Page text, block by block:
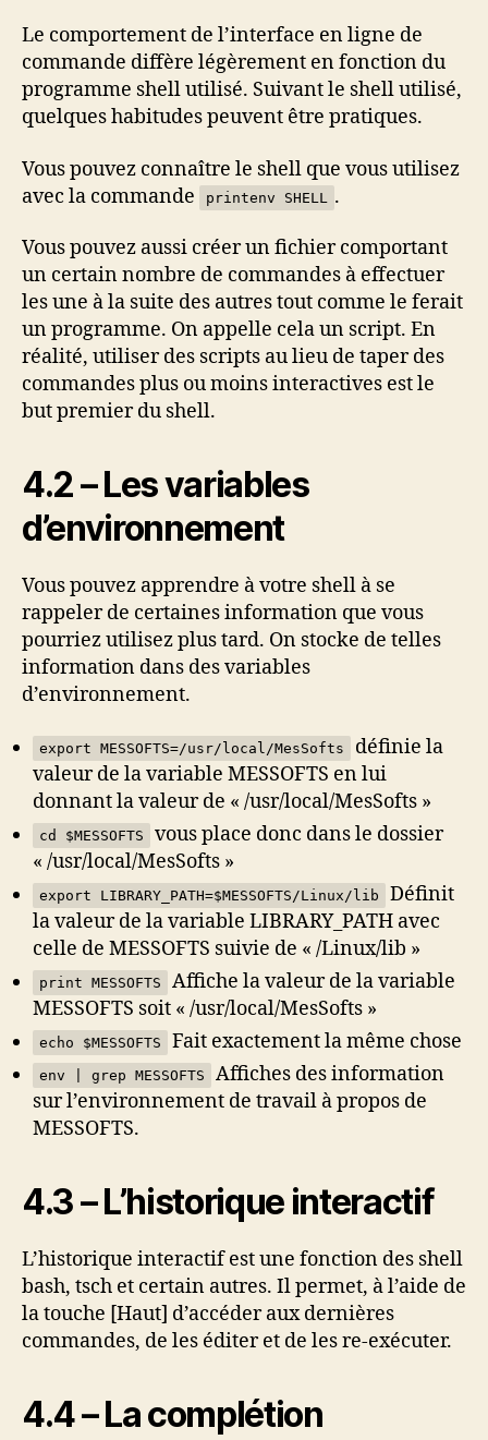
Le comportement de l’interface en ligne de
commande diffère légèrement en fonction du
programme shell utilisé. Suivant le shell utilisé,
quelques habitudes peuvent être pratiques.
Vous pouvez connaître le shell que vous utilisez
avec la commande
printenv SHELL .
Vous pouvez aussi créer un fichier comportant
un certain nombre de commandes à effectuer
les une à la suite des autres tout comme le ferait
un programme. On appelle cela un script. En
réalité, utiliser des scripts au lieu de taper des
commandes plus ou moins interactives est le
but premier du shell.
4.2 – Les variables
d’environnement
Vous pouvez apprendre à votre shell à se
rappeler de certaines information que vous
pourriez utilisez plus tard. On stocke de telles
information dans des variables
d’environnement.
export MESSOFTS=/usr/local/MesSofts
définie la
valeur de la variable MESSOFTS en lui
donnant la valeur de « /usr/local/MesSofts »
cd $MESSOFTS
vous place donc dans le dossier
« /usr/local/MesSofts »
export LIBRARY_PATH=$MESSOFTS/Linux/lib
Définit
la valeur de la variable LIBRARY_PATH avec
celle de MESSOFTS suivie de « /Linux/lib »
print MESSOFTS
Affiche la valeur de la variable
MESSOFTS soit « /usr/local/MesSofts »
echo $MESSOFTS Fait exactement la même chose
env | grep MESSOFTS
Affiches des information
sur l’environnement de travail à propos de
MESSOFTS.
4.3 – L’historique interactif
L’historique interactif est une fonction des shell
bash, tsch et certain autres. Il permet, à l’aide de
la touche [Haut] d’accéder aux dernières
commandes, de les éditer et de les re-exécuter.
4.4 – La complétion